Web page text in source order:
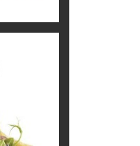
Federico
dallo